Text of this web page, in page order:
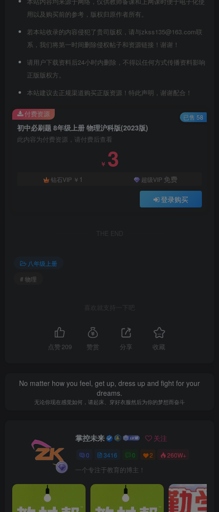
用以及购买前的参考，版权归原作者所有。
若本站收录的内容侵犯了贵司版权，请与zkss135@163.com联
系，我们将第一时间删除侵权帖子和资源链接！谢谢！
请用户下载资料后24小时内删除，不得以任何方式传播资料影响
正版版权方。
本站建议去正规渠道购买正版资源！特此声明，谢谢配合！
初中必刷题 8年级上册 物理沪科版(2023版)
此内容为付费资源，请付费后查看
￥ 3
钻石VIP ￥ 1 超级VIP 免费
登录购买
付费资源 已售 58
THE END
八年级上册
# 物理
喜欢就支持一下吧
点赞209 赞赏 分享 收藏
No matter how you feel, get up, dress up and fight for your
dreams.
无论你现在感觉如何，请起床、穿好衣服然后为你的梦想而奋斗
掌控未来 关注
0 3416 0 2 260W+
一个专注于教育的博主！